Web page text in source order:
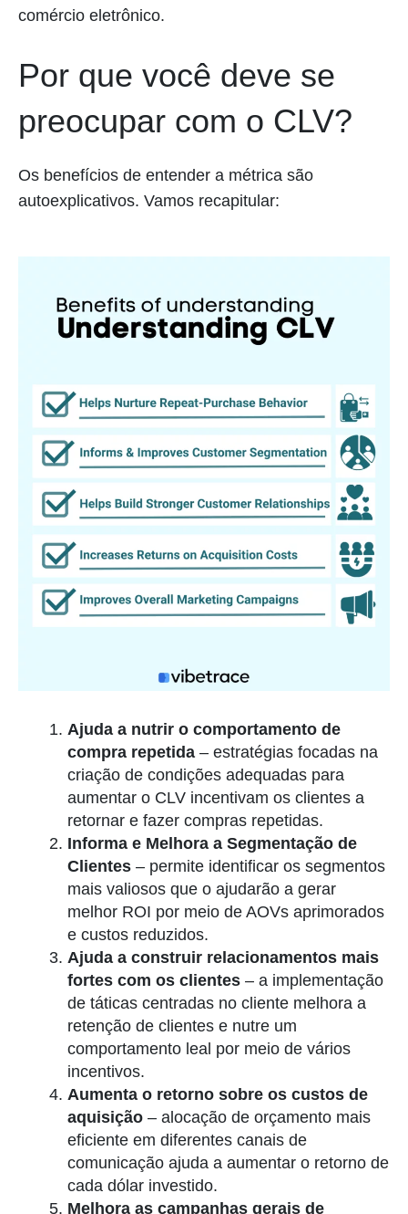
comércio eletrônico.
Por que você deve se
preocupar com o CLV?
Os benefícios de entender a métrica são
autoexplicativos. Vamos recapitular:
Ajuda a nutrir o comportamento de
compra repetida – estratégias focadas na
criação de condições adequadas para
aumentar o CLV incentivam os clientes a
retornar e fazer compras repetidas.
Informa e Melhora a Segmentação de
Clientes – permite identificar os segmentos
mais valiosos que o ajudarão a gerar
melhor ROI por meio de AOVs aprimorados
e custos reduzidos.
Ajuda a construir relacionamentos mais
fortes com os clientes – a implementação
de táticas centradas no cliente melhora a
retenção de clientes e nutre um
comportamento leal por meio de vários
incentivos.
Aumenta o retorno sobre os custos de
aquisição – alocação de orçamento mais
eficiente em diferentes canais de
comunicação ajuda a aumentar o retorno de
cada dólar investido.
Melhora as campanhas gerais de